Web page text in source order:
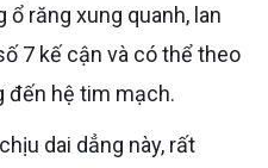
răng xung quanh, lan
7 kế cận và có thể theo
đến hệ tim mạch.